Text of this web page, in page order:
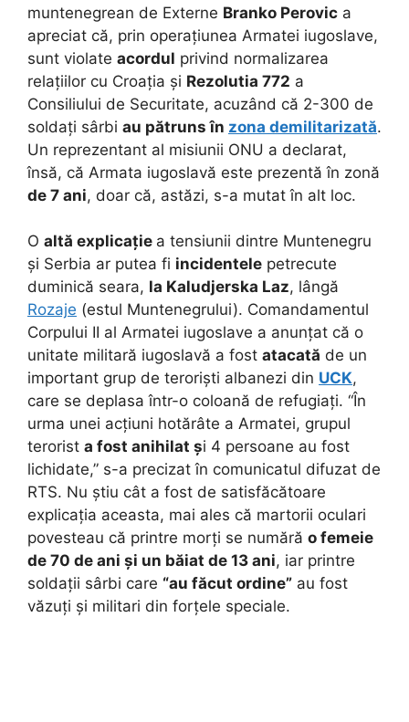
muntenegrean de Externe Branko Perovic a
apreciat că, prin operațiunea Armatei iugoslave,
sunt violate acordul privind normalizarea
relațiilor cu Croația și Rezolutia 772 a
Consiliului de Securitate, acuzând că 2-300 de
soldați sârbi au pătruns în zona demilitarizată.
Un reprezentant al misiunii ONU a declarat,
însă, că Armata iugoslavă este prezentă în zonă
de 7 ani, doar că, astăzi, s-a mutat în alt loc.
O altă explicație a tensiunii dintre Muntenegru
și Serbia ar putea fi incidentele petrecute
duminică seara, la Kaludjerska Laz, lângă
Rozaje (estul Muntenegrului). Comandamentul
Corpului II al Armatei iugoslave a anunțat că o
unitate militară iugoslavă a fost atacată de un
important grup de teroriști albanezi din UCK,
care se deplasa într-o coloană de refugiați. “În
urma unei acțiuni hotărâte a Armatei, grupul
terorist a fost anihilat și 4 persoane au fost
lichidate,” s-a precizat în comunicatul difuzat de
RTS. Nu știu cât a fost de satisfăcătoare
explicația aceasta, mai ales că martorii oculari
povesteau că printre morți se numără o femeie
de 70 de ani și un băiat de 13 ani, iar printre
soldații sârbi care “au făcut ordine” au fost
văzuți și militari din forțele speciale.